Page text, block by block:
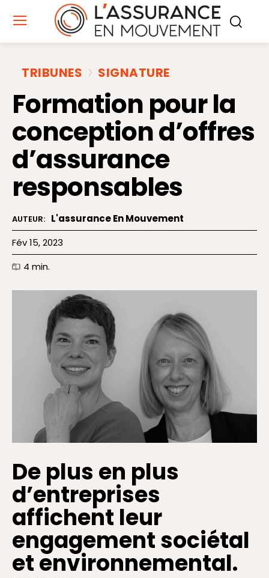
TRIBUNES SIGNATURE
Formation pour la
conception d’offres
d’assurance
responsables
AUTEUR: L'assurance En Mouvement
Fév 15, 2023
4 min.
De plus en plus
d’entreprises
affichent leur
engagement sociétal
et environnemental.